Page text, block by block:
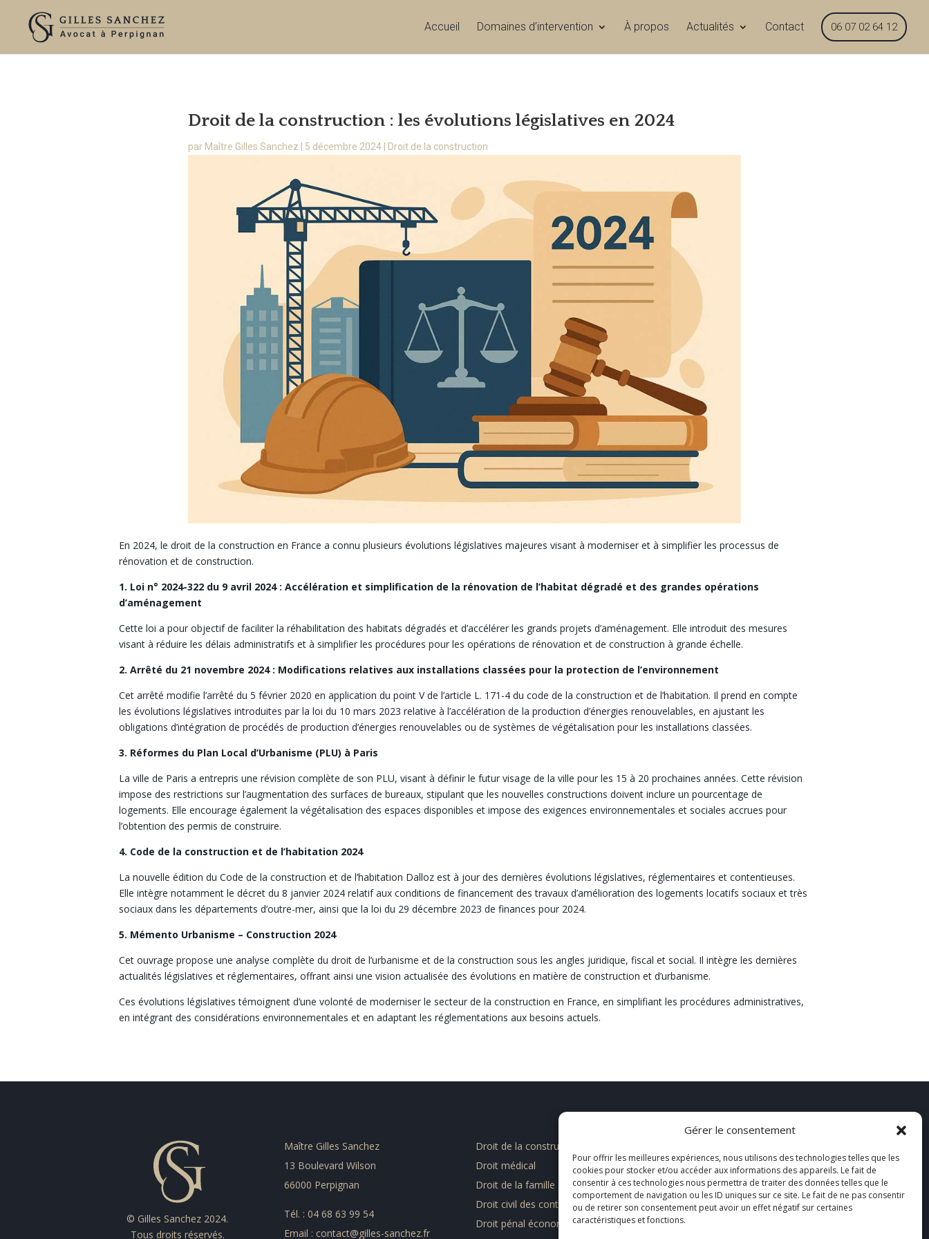
Gérer le consentement
Pour offrir les meilleures expériences, nous utilisons des technologies telles que les
cookies pour stocker et/ou accéder aux informations des appareils. Le fait de
consentir à ces technologies nous permettra de traiter des données telles que le
comportement de navigation ou les ID uniques sur ce site. Le fait de ne pas consentir
ou de retirer son consentement peut avoir un effet négatif sur certaines
caractéristiques et fonctions.
Accueil Domaines d’intervention À propos Actualités Contact 06 07 02 64 12
Droit de la construction : les évolutions législatives en 2024
par Maître Gilles Sanchez 5 décembre 2024 Droit de la construction
En 2024, le droit de la construction en France a connu plusieurs évolutions législatives majeures visant à moderniser et à simplifier les processus de
rénovation et de construction.
1. Loi n° 2024-322 du 9 avril 2024 : Accélération et simplification de la rénovation de l’habitat dégradé et des grandes opérations
d’aménagement
Cette loi a pour objectif de faciliter la réhabilitation des habitats dégradés et d’accélérer les grands projets d’aménagement. Elle introduit des mesures
visant à réduire les délais administratifs et à simplifier les procédures pour les opérations de rénovation et de construction à grande échelle.
2. Arrêté du 21 novembre 2024 : Modifications relatives aux installations classées pour la protection de l’environnement
Cet arrêté modifie l’arrêté du 5 février 2020 en application du point V de l’article L. 171-4 du code de la construction et de l’habitation. Il prend en compte
les évolutions législatives introduites par la loi du 10 mars 2023 relative à l’accélération de la production d’énergies renouvelables, en ajustant les
obligations d’intégration de procédés de production d’énergies renouvelables ou de systèmes de végétalisation pour les installations classées.
3. Réformes du Plan Local d’Urbanisme (PLU) à Paris
La ville de Paris a entrepris une révision complète de son PLU, visant à définir le futur visage de la ville pour les 15 à 20 prochaines années. Cette révision
impose des restrictions sur l’augmentation des surfaces de bureaux, stipulant que les nouvelles constructions doivent inclure un pourcentage de
logements. Elle encourage également la végétalisation des espaces disponibles et impose des exigences environnementales et sociales accrues pour
l’obtention des permis de construire.
4. Code de la construction et de l’habitation 2024
La nouvelle édition du Code de la construction et de l’habitation Dalloz est à jour des dernières évolutions législatives, réglementaires et contentieuses.
Elle intègre notamment le décret du 8 janvier 2024 relatif aux conditions de financement des travaux d’amélioration des logements locatifs sociaux et très
sociaux dans les départements d’outre-mer, ainsi que la loi du 29 décembre 2023 de finances pour 2024.
5. Mémento Urbanisme – Construction 2024
Cet ouvrage propose une analyse complète du droit de l’urbanisme et de la construction sous les angles juridique, fiscal et social. Il intègre les dernières
actualités législatives et réglementaires, offrant ainsi une vision actualisée des évolutions en matière de construction et d’urbanisme.
Ces évolutions législatives témoignent d’une volonté de moderniser le secteur de la construction en France, en simplifiant les procédures administratives,
en intégrant des considérations environnementales et en adaptant les réglementations aux besoins actuels.
© Gilles Sanchez 2024.
Tous droits réservés.
Maître Gilles Sanchez
13 Boulevard Wilson
66000 Perpignan
Tél. : 04 68 63 99 54
Email : contact@gilles-sanchez.fr
Droit de la construction
Droit médical
Droit de la famille
Droit civil des contrats et assurances
Droit pénal économique et financier
Actualités
Contact
Mentions légales
Politique de confidentialité